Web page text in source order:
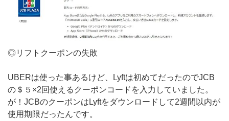
◎リフトクーポンの失敗
UBERは使った事あるけど、Lyftは初めてだったのでJCB
の＄５×2回使えるクーポンコードを入力していました。
が！JCBのクーポンはLyftをダウンロードして2週間以内が
使用期限だったんです。